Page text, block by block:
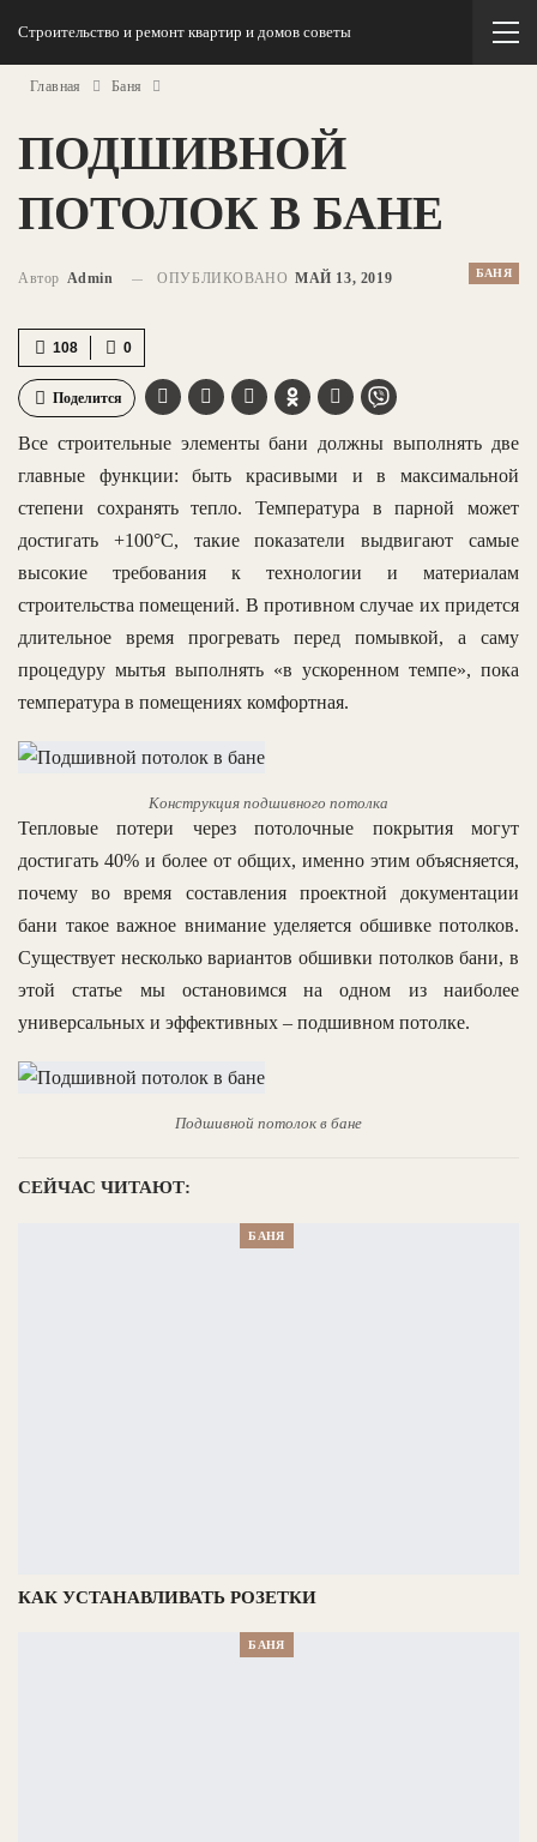
Строительство и ремонт квартир и домов советы
Главная Баня
ПОДШИВНОЙ
ПОТОЛОК В БАНЕ
БАНЯ
Автор Admin ОПУБЛИКОВАНО МАЙ 13, 2019
0
108
Поделится
Все строительные элементы бани должны выполнять две
главные функции: быть красивыми и в максимальной
степени сохранять тепло. Температура в парной может
достигать +100°С, такие показатели выдвигают самые
высокие требования к технологии и материалам
строительства помещений. В противном случае их придется
длительное время прогревать перед помывкой, а саму
процедуру мытья выполнять «в ускоренном темпе», пока
температура в помещениях комфортная.
Конструкция подшивного потолка
Тепловые потери через потолочные покрытия могут
достигать 40% и более от общих, именно этим объясняется,
почему во время составления проектной документации
бани такое важное внимание уделяется обшивке потолков.
Существует несколько вариантов обшивки потолков бани, в
этой статье мы остановимся на одном из наиболее
универсальных и эффективных – подшивном потолке.
Подшивной потолок в бане
СЕЙЧАС ЧИТАЮТ:
БАНЯ
КАК УСТАНАВЛИВАТЬ РОЗЕТКИ
БАНЯ